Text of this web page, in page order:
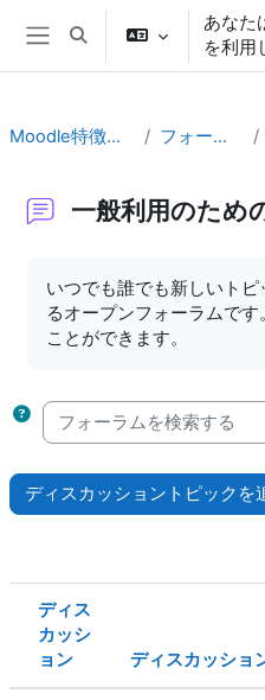
メインコンテンツへスキップする
サイドパネル
検索入力に切り替える
あなた
を利用
Moodle特徴体験 フォーラム
一般利用のため
いつでも誰でも新しいト
るオープンフォーラムで
ことができます。
フォーラムを検索する
ディスカッショントピックを
ステータス
ディス
カッシ
ョン
ディスカッショ